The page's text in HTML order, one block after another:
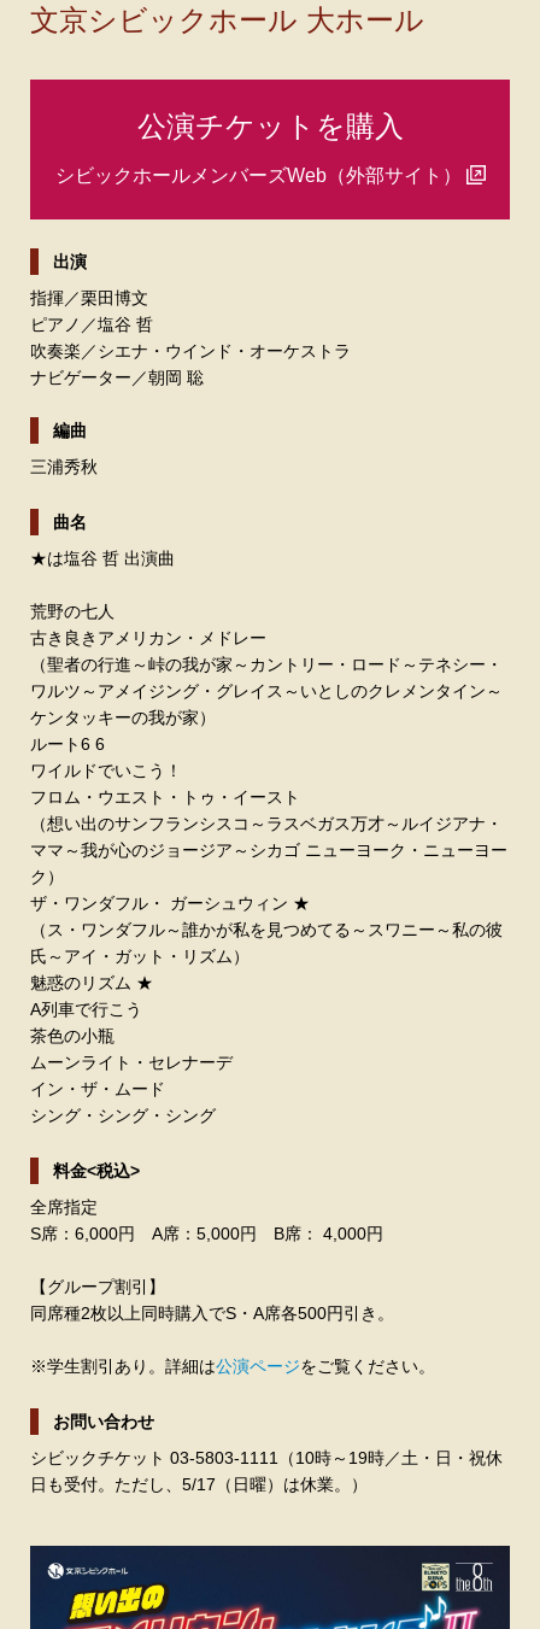
文京シビックホール 大ホール
公演チケットを購入
シビックホールメンバーズWeb（外部サイト）
出演
指揮／栗田博文
ピアノ／塩谷 哲
吹奏楽／シエナ・ウインド・オーケストラ
ナビゲーター／朝岡 聡
編曲
三浦秀秋
曲名
★は塩谷 哲 出演曲
荒野の七人
古き良きアメリカン・メドレー
（聖者の行進～峠の我が家～カントリー・ロード～テネシー・
ワルツ～アメイジング・グレイス～いとしのクレメンタイン～
ケンタッキーの我が家）
ルート6 6
ワイルドでいこう！
フロム・ウエスト・トゥ・イースト
（想い出のサンフランシスコ～ラスベガス万才～ルイジアナ・
ママ～我が心のジョージア～シカゴ ニューヨーク・ニューヨー
ク）
ザ・ワンダフル・ ガーシュウィン ★
（ス・ワンダフル～誰かが私を見つめてる～スワニー～私の彼
氏～アイ・ガット・リズム）
魅惑のリズム ★
A列車で行こう
茶色の小瓶
ムーンライト・セレナーデ
イン・ザ・ムード
シング・シング・シング
料金<税込>
全席指定
S席：6,000円 A席：5,000円 B席： 4,000円
【グループ割引】
同席種2枚以上同時購入でS・A席各500円引き。
※学生割引あり。詳細は公演ページをご覧ください。
お問い合わせ
シビックチケット 03-5803-1111（10時～19時／土・日・祝休
日も受付。ただし、5/17（日曜）は休業。）